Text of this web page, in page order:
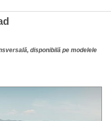
disponibilă pe modelele